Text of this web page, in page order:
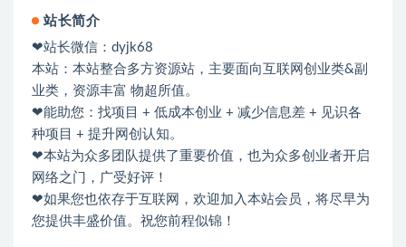
站长简介
❤站长微信：dyjk68
本站：本站整合多方资源站，主要面向互联网创业类&副
业类，资源丰富 物超所值。
❤能助您：找项目 + 低成本创业 + 减少信息差 + 见识各
种项目 + 提升网创认知。
❤本站为众多团队提供了重要价值，也为众多创业者开启
网络之门，广受好评！
❤如果您也依存于互联网，欢迎加入本站会员，将尽早为
您提供丰盛价值。祝您前程似锦！